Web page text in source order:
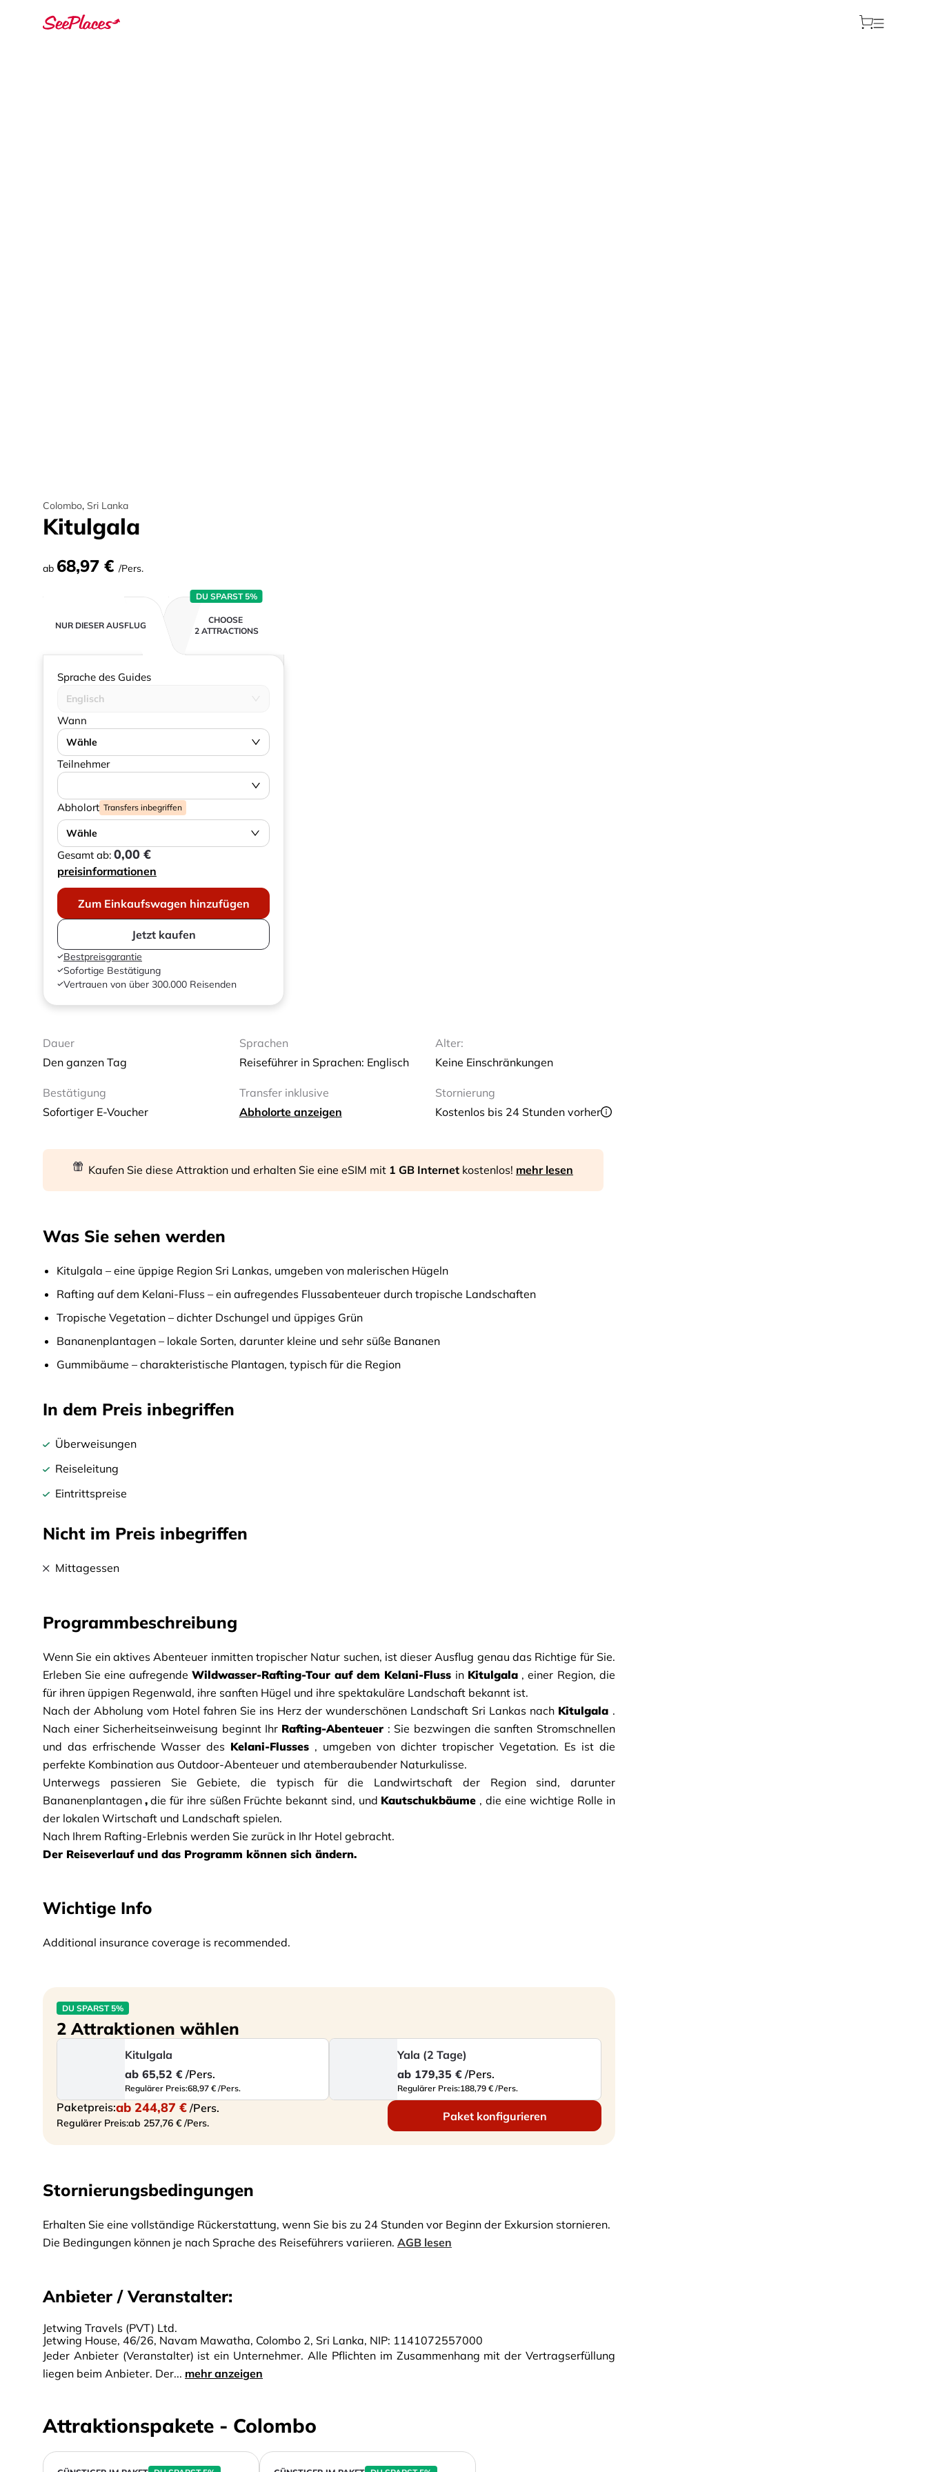
Colombo, Sri Lanka
Kitulgala
ab 68,97 € /Pers.
NUR DIESER AUSFLUG
CHOOSE
2 ATTRACTIONS
DU SPARST 5%
Sprache des Guides
Englisch
Wann
Wähle
Teilnehmer
Abholort Transfers inbegriffen
Wähle
Gesamt ab: 0,00 €
preisinformationen
Zum Einkaufswagen hinzufügen
Jetzt kaufen
Bestpreisgarantie
Sofortige Bestätigung
Vertrauen von über 300.000 Reisenden
Dauer
Den ganzen Tag
Sprachen
Reiseführer in Sprachen: Englisch
Alter:
Keine Einschränkungen
Bestätigung
Sofortiger E-Voucher
Transfer inklusive
Abholorte anzeigen
Stornierung
Kostenlos bis 24 Stunden vorher
Kaufen Sie diese Attraktion und erhalten Sie eine eSIM mit 1 GB Internet kostenlos! mehr lesen
Was Sie sehen werden
Kitulgala – eine üppige Region Sri Lankas, umgeben von malerischen Hügeln
Rafting auf dem Kelani-Fluss – ein aufregendes Flussabenteuer durch tropische Landschaften
Tropische Vegetation – dichter Dschungel und üppiges Grün
Bananenplantagen – lokale Sorten, darunter kleine und sehr süße Bananen
Gummibäume – charakteristische Plantagen, typisch für die Region
In dem Preis inbegriffen
Überweisungen
Reiseleitung
Eintrittspreise
Nicht im Preis inbegriffen
Mittagessen
Programmbeschreibung
Wenn Sie ein aktives Abenteuer inmitten tropischer Natur suchen, ist dieser Ausflug genau das Richtige für Sie.
Erleben Sie eine aufregende Wildwasser-Rafting-Tour auf dem Kelani-Fluss in Kitulgala , einer Region, die
für ihren üppigen Regenwald, ihre sanften Hügel und ihre spektakuläre Landschaft bekannt ist.
Nach der Abholung vom Hotel fahren Sie ins Herz der wunderschönen Landschaft Sri Lankas nach Kitulgala .
Nach einer Sicherheitseinweisung beginnt Ihr Rafting-Abenteuer : Sie bezwingen die sanften Stromschnellen
und das erfrischende Wasser des Kelani-Flusses , umgeben von dichter tropischer Vegetation. Es ist die
perfekte Kombination aus Outdoor-Abenteuer und atemberaubender Naturkulisse.
Unterwegs passieren Sie Gebiete, die typisch für die Landwirtschaft der Region sind, darunter
Bananenplantagen , die für ihre süßen Früchte bekannt sind, und Kautschukbäume , die eine wichtige Rolle in
der lokalen Wirtschaft und Landschaft spielen.
Nach Ihrem Rafting-Erlebnis werden Sie zurück in Ihr Hotel gebracht.
Der Reiseverlauf und das Programm können sich ändern.
Wichtige Info
Additional insurance coverage is recommended.
DU SPARST 5%
2 Attraktionen wählen
Kitulgala
ab 65,52 € /Pers.
Regulärer Preis:68,97 € /Pers.
Yala (2 Tage)
ab 179,35 € /Pers.
Regulärer Preis:188,79 € /Pers.
Paketpreis:ab 244,87 € /Pers.
Regulärer Preis:ab 257,76 € /Pers.
Paket konfigurieren
Stornierungsbedingungen
Erhalten Sie eine vollständige Rückerstattung, wenn Sie bis zu 24 Stunden vor Beginn der Exkursion stornieren.
Die Bedingungen können je nach Sprache des Reiseführers variieren. AGB lesen
Anbieter / Veranstalter:
Jetwing Travels (PVT) Ltd.
Jetwing House, 46/26, Navam Mawatha, Colombo 2, Sri Lanka, NIP: 1141072557000
Jeder Anbieter (Veranstalter) ist ein Unternehmer. Alle Pflichten im Zusammenhang mit der Vertragserfüllung
liegen beim Anbieter. Der... mehr anzeigen
Attraktionspakete - Colombo